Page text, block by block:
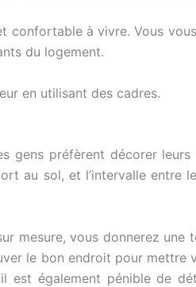
confortable à vivre. Vous
du logement.
en utilisant des cadres.
gens préfèrent décorer leurs
au sol, et l’intervalle entre
mesure, vous donnerez une
le bon endroit pour mettre
est également pénible de